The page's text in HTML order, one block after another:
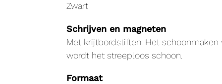
Zwart
Schrijven en magneten
Met krijtbordstiften. Het
wordt het streeploos schoon.
Formaat